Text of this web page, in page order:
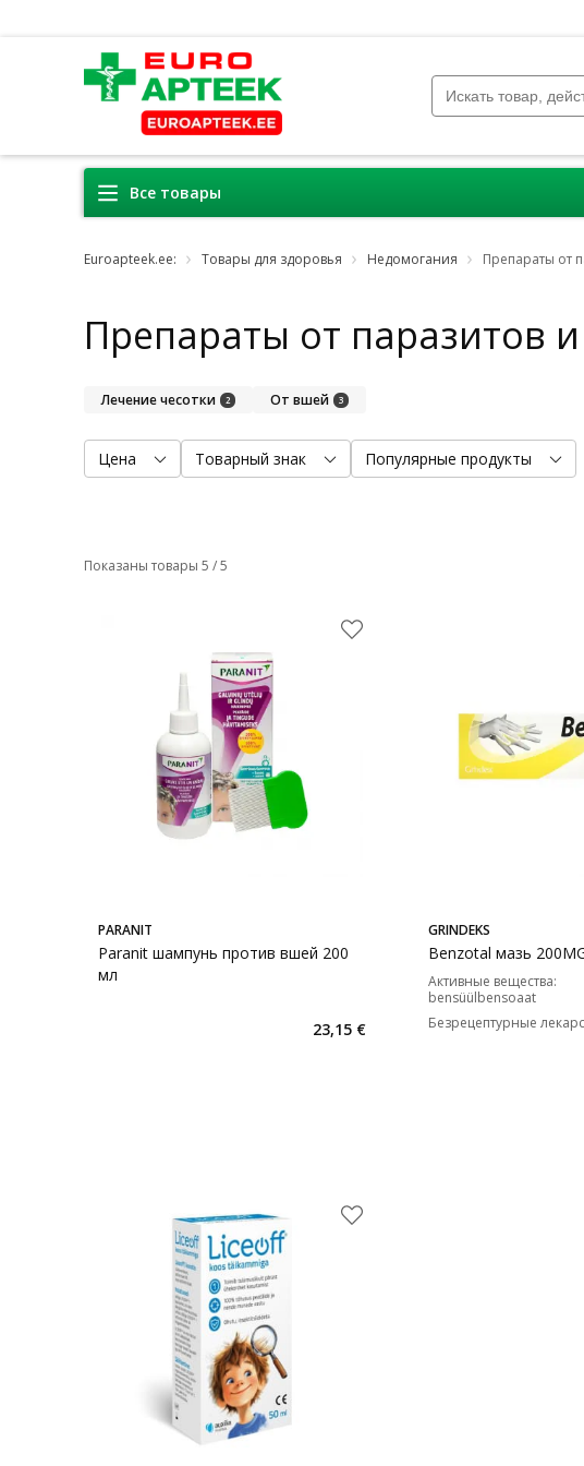
Все товары
Euroapteek.ee: Товары для здоровья Недомогания Препараты от
Препараты от паразитов
Лечениe чесотки 2 От вшей 3
Цена Товарный знак Популярные продукты
Показаны товары 5 / 5
PARANIT
Paranit шампунь против вшей 200
мл
23,15 €
GRINDEKS
Benzotal мазь
Активные вещества:
bensüülbensoaat
Безрецептурные